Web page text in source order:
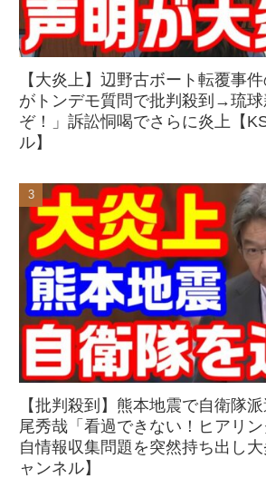
【大炎上】辺野古ボート転覆事
がトンデモ質問で批判殺到→琉球
ぞ！」訴訟恫喝でさらに炎上【
ル】
【批判殺到】熊本地震で自衛隊
尾秀哉「看過できない！ヒアリ
自情報収集問題を突然持ち出し
ャンネル】